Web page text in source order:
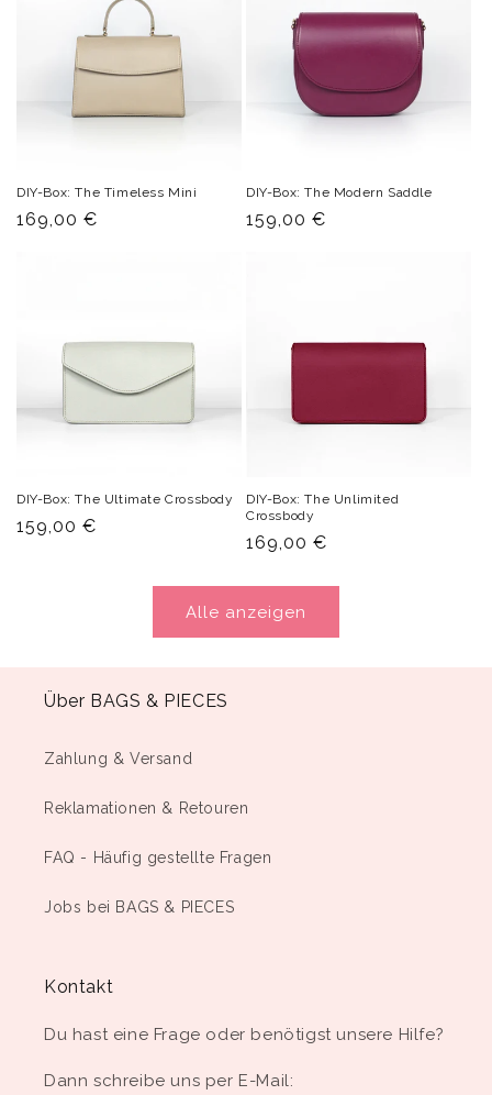
DIY-Box: The Timeless Mini
Normaler
169,00 €
DIY-Box: The Modern Saddle
Normaler
159,00 €
DIY-Box: The Ultimate Crossbody
Normaler
159,00 €
DIY-Box: The Unlimited
Crossbody
Normaler
169,00 €
Alle anzeigen
Über BAGS & PIECES
Zahlung & Versand
Reklamationen & Retouren
FAQ - Häufig gestellte Fragen
Jobs bei BAGS & PIECES
Kontakt
Du hast eine Frage oder benötigst unsere Hilfe?
Dann schreibe uns per E-Mail: